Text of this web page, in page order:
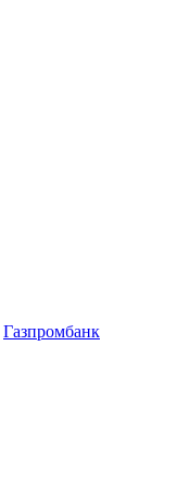
Газпромбанк